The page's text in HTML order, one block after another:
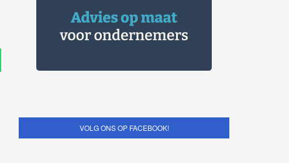
VOLG ONS OP FACEBOOK!